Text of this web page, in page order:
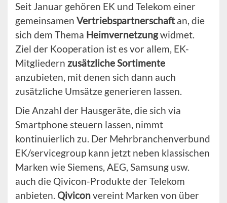
Seit Januar gehören EK und Telekom einer
gemeinsamen Vertriebspartnerschaftan, die
sich dem Thema Heimvernetzungwidmet.
Ziel der Kooperation ist es vor allem, EK-
Mitgliedern zusätzliche Sortimente
anzubieten, mit denen sich dann auch
zusätzliche Umsätze generieren lassen.
Die Anzahl der Hausgeräte, die sich via
Smartphone steuern lassen, nimmt
kontinuierlich zu. Der Mehrbranchenverbund
EK/servicegroup kann jetzt neben klassischen
Marken wie Siemens, AEG, Samsung usw.
auch die Qivicon-Produkte der Telekom
anbieten. Qiviconvereint Marken von über